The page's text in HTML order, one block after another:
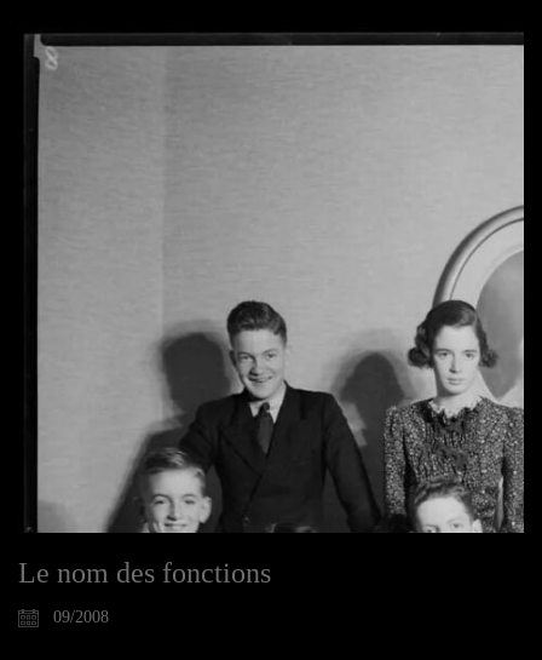
Le nom des fonctions
09/2008